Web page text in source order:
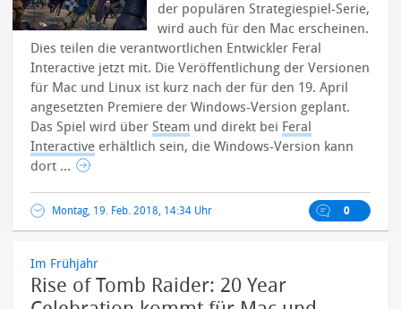
der populären Strategiespiel-Serie,
wird auch für den Mac erscheinen.
Dies teilen die verantwortlichen Entwickler Feral
Interactive jetzt mit. Die Veröffentlichung der Versionen
für Mac und Linux ist kurz nach der für den 19. April
angesetzten Premiere der Windows-Version geplant.
Das Spiel wird überSteam und direkt bei Feral
Interactive erhältlich sein, die Windows-Version kann
dort ...
Montag, 19. Feb. 2018, 14:34 Uhr 0
Im Frühjahr
Rise of Tomb Raider: 20 Year